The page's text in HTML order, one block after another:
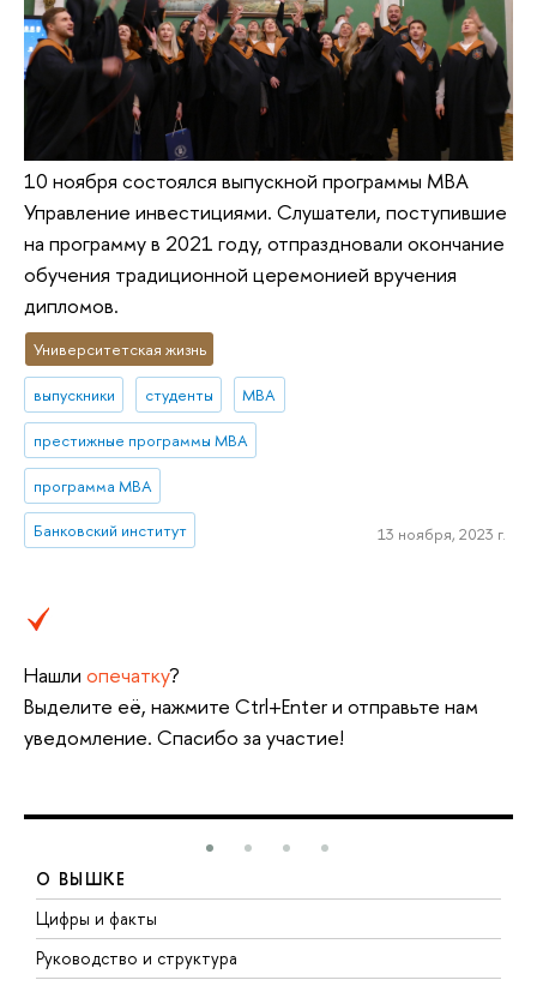
10 ноября состоялся выпускной программы MBA
Управление инвестициями. Слушатели, поступившие
на программу в 2021 году, отпраздновали окончание
обучения традиционной церемонией вручения
дипломов.
Университетская жизнь
выпускники студенты MBA
престижные программы MBA
программа MBA
Банковский институт 13 ноября, 2023 г.
Нашли опечатку?
Выделите её, нажмите Ctrl+Enter и отправьте нам
уведомление. Спасибо за участие!
О ВЫШКЕ
Цифры и факты
Руководство и структура